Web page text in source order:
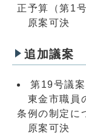
正予算（第1
原案可決
追加議案
第19号議案
東金市職員
条例の制定に
原案可決